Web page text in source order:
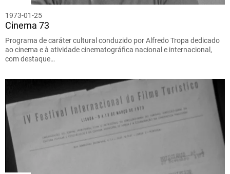
1973-01-25
Cinema 73
Programa de caráter cultural conduzido por Alfredo Tropa dedicado
ao cinema e à atividade cinematográfica nacional e internacional,
com destaque…